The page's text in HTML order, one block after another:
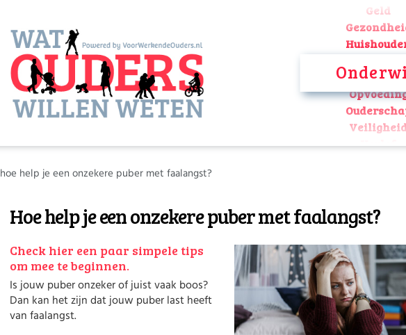
Geld
Onderwijs
Verlof
Huishouden
Onderwijs
Verlof
Werk
hoe help je een onzekere puber met faalangst?
Hoe help je een onzekere puber met faalangst?
Check hier een paar simpele tips
om mee te beginnen.
Is jouw puber onzeker of juist vaak boos?
Dan kan het zijn dat jouw puber last heeft
van faalangst.